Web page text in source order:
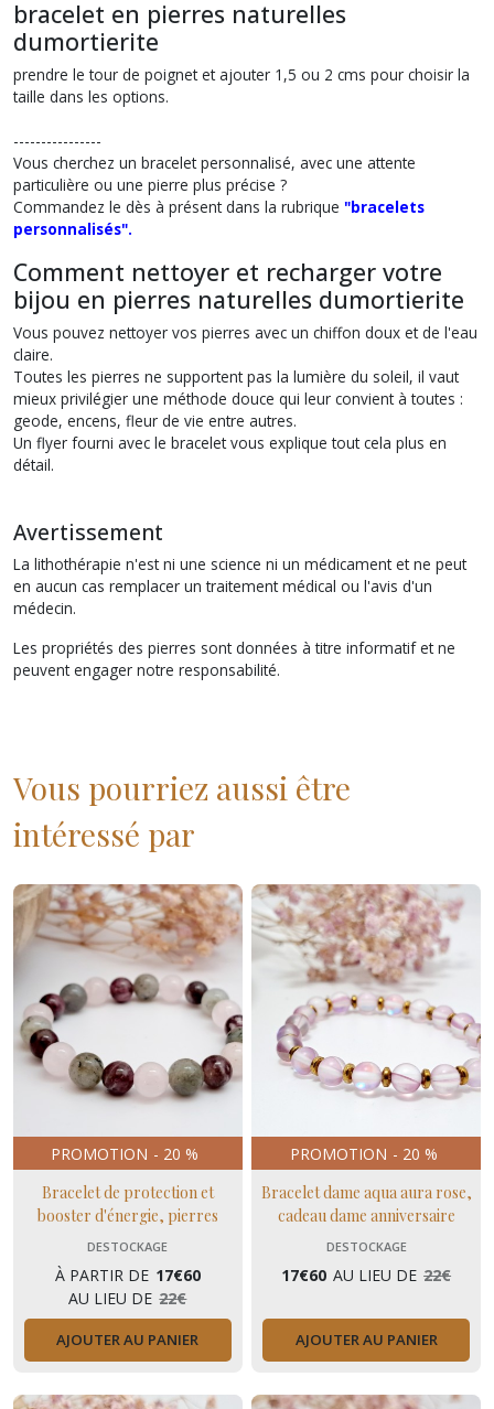
bracelet en pierres naturelles
dumortierite
prendre le tour de poignet et ajouter 1,5 ou 2 cms pour choisir la
taille dans les options.
----------------
Vous cherchez un bracelet personnalisé, avec une attente
particulière ou une pierre plus précise ?
Commandez le dès à présent dans la rubrique "bracelets
personnalisés".
Comment nettoyer et recharger votre
bijou en pierres naturelles dumortierite
Vous pouvez nettoyer vos pierres avec un chiffon doux et de l'eau
claire.
Toutes les pierres ne supportent pas la lumière du soleil, il vaut
mieux privilégier une méthode douce qui leur convient à toutes :
geode, encens, fleur de vie entre autres.
Un flyer fourni avec le bracelet vous explique tout cela plus en
détail.
Avertissement
La lithothérapie n'est ni une science ni un médicament et ne peut
en aucun cas remplacer un traitement médical ou l'avis d'un
médecin.
Les propriétés des pierres sont données à titre informatif et ne
peuvent engager notre responsabilité.
Vous pourriez aussi être
intéressé par
PROMOTION - 20 %
Bracelet de protection et
booster d'énergie, pierres
naturelles pour dames
DESTOCKAGE
À PARTIR DE 17€60
AU LIEU DE 22€
AJOUTER AU PANIER
PROMOTION - 20 %
Bracelet dame aqua aura rose,
cadeau dame anniversaire
DESTOCKAGE
17€60 AU LIEU DE 22€
AJOUTER AU PANIER